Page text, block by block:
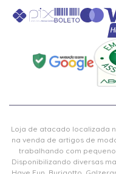
Loja de atacado localizada
na venda de artigos de
trabalhando com
Disponibilizando diversas